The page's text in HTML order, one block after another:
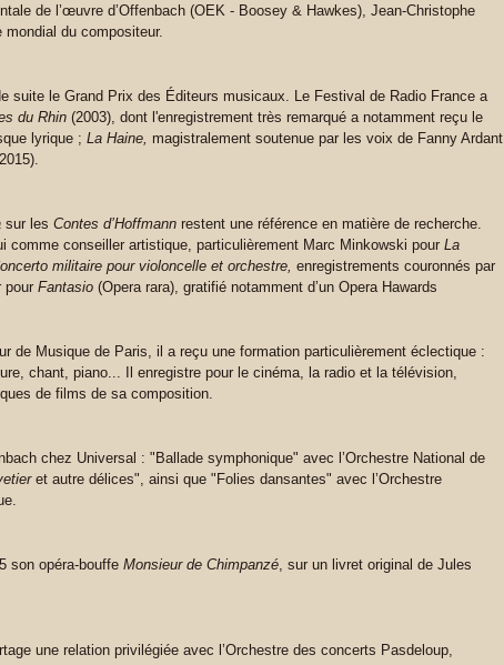
de l’œuvre d’Offenbach (OEK - Boosey & Hawkes), Jean-Christophe
du compositeur.
suite le Grand Prix des Éditeurs musicaux. Le Festival de Radio France a
du Rhin (2003), dont l'enregistrement très remarqué a notamment reçu le
lyrique ; La Haine, magistralement soutenue par les voix de Fanny Ardant
sur les Contes d’Hoffmann restent une référence en matière de recherche.
comme conseiller artistique, particulièrement Marc Minkowski pour La
militaire pour violoncelle et orchestre, enregistrements couronnés par
pour Fantasio (Opera rara), gratifié notamment d’un Opera Hawards
de Musique de Paris, il a reçu une formation particulièrement éclectique :
chant, piano... Il enregistre pour le cinéma, la radio et la télévision,
de films de sa composition.
chez Universal : "Ballade symphonique" avec l’Orchestre National de
et autre délices", ainsi que "Folies dansantes" avec l’Orchestre
son opéra-bouffe Monsieur de Chimpanzé, sur un livret original de Jules
une relation privilégiée avec l’Orchestre des concerts Pasdeloup,